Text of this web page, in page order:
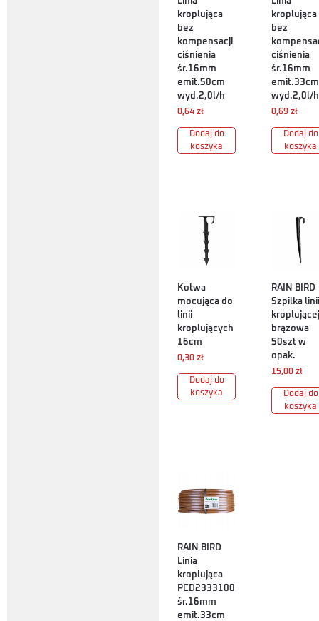
kroplująca
bez
kompensacji
ciśnienia
śr.16mm
emit.50cm
wyd.2,0l/h
0,64 zł
Dodaj do
koszyka
kroplująca
bez
ciśnienia
śr.16mm
emit.33cm
wyd.2,0l/h
0,69 zł
Dodaj do
koszyka
Kotwa
mocująca do
linii
kroplujących
16cm
0,30 zł
Dodaj do
koszyka
RAIN BIRD
Szpilka linii
kroplującej
brązowa
50szt w
opak.
15,00 zł
Dodaj do
koszyka
RAIN BIRD
Linia
kroplująca
PCD2333100
śr.16mm
emit.33cm